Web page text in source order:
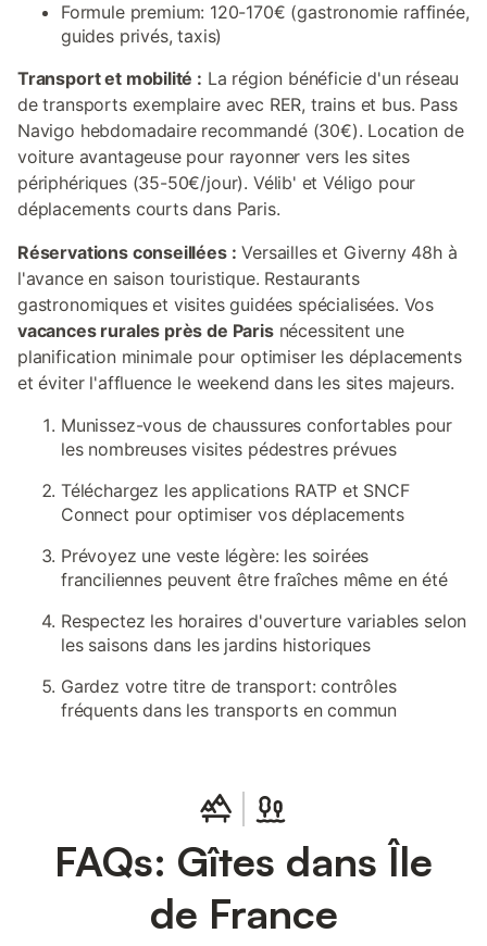
Formule premium: 120-170€ (gastronomie raffinée,
guides privés, taxis)
Transport et mobilité : La région bénéficie d'un réseau
de transports exemplaire avec RER, trains et bus. Pass
Navigo hebdomadaire recommandé (30€). Location de
voiture avantageuse pour rayonner vers les sites
périphériques (35-50€/jour). Vélib' et Véligo pour
déplacements courts dans Paris.
Réservations conseillées : Versailles et Giverny 48h à
l'avance en saison touristique. Restaurants
gastronomiques et visites guidées spécialisées. Vos
vacances rurales près de Parisnécessitent une
planification minimale pour optimiser les déplacements
et éviter l'affluence le weekend dans les sites majeurs.
Munissez-vous de chaussures confortables pour
les nombreuses visites pédestres prévues
Téléchargez les applications RATP et SNCF
Connect pour optimiser vos déplacements
Prévoyez une veste légère: les soirées
franciliennes peuvent être fraîches même en été
Respectez les horaires d'ouverture variables selon
les saisons dans les jardins historiques
Gardez votre titre de transport: contrôles
fréquents dans les transports en commun
FAQs: Gîtes dans Île
de France